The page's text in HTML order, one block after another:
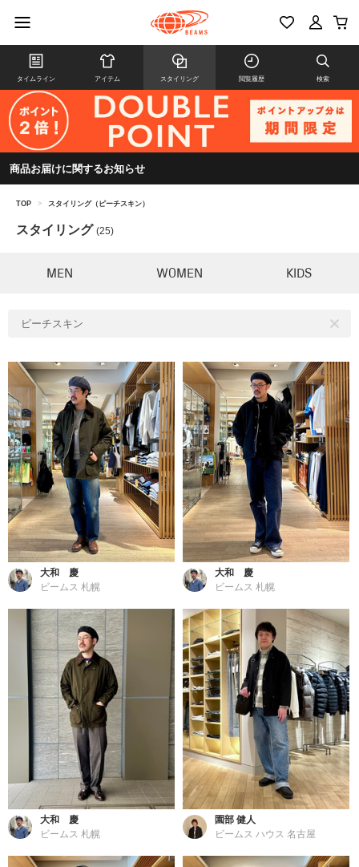
タイムライン アイテム スタイリング 閲覧履歴 検索
商品お届けに関するお知らせ
TOP > スタイリング（ピーチスキン）
スタイリング (25)
MEN WOMEN KIDS
ピーチスキン
大和 慶
ビームス 札幌
大和 慶
ビームス 札幌
大和 慶
ビームス 札幌
園部 健人
ビームス ハウス 名古屋